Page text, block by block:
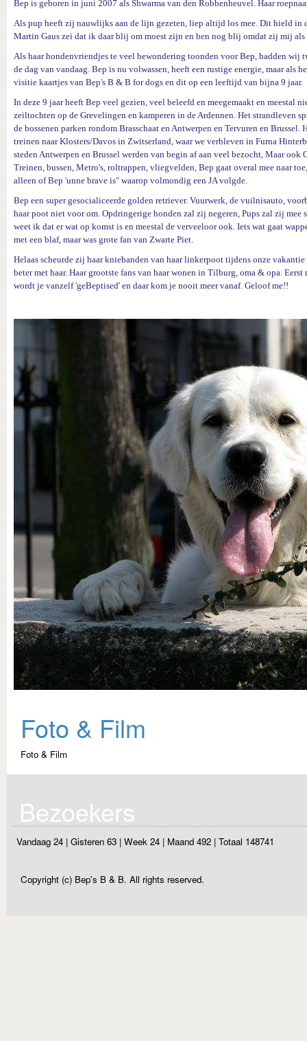
Bep is geboren in juni 2007 als Shwarma van den Robbenheuvel. Haar
Als pup heeft zij nauwlijks aan de lijn gezeten, liep altijd los mee. Dit hield
Martin Gaus zei dat ik daar blij om moest zijn en ben nog blij omdat zij mij
Als haar hondenvriendjes te veel bewondering toonden voor Bep, hadden wij
de dag van vandaag. Bep is nu volwassen, heeft een rustige energie, maar
visitie kaartjes van Bep's B & B for dogs en dit op een leeftijd van bijna 9 jaar.
In deze 9 jaar heeft Bep veel gezien, veel beleefd en meegemaakt en meestal
zeiltochten op de Grevelingen en kamperen in de Ardennen. Het strandleven
de bossenen parken rondom Brasschaat en Antwerpen en Tervuren en
treinen naar Klosters/Davos in Zwitserland, waar we verbleven in Furna
steden Antwerpen en Brussel werden van begin af aan veel bezocht, Maar
Treinen, bussen, Metro's, roltrappen, vliegvelden, Bep gaat overal mee naar
alleen of Bep 'unne brave is" waarop volmondig een JA volgde.
Bep een super gesocialiceerde golden retriever. Vuurwerk, de vuilnisauto,
haar poot niet voor om. Opdringerige honden zal zij negeren, Pups zal zij
weet ik dat er wat op komst is en meestal de verveeloor ook. Iets wat gaat
met een blaf, maar was grote fan van Zwarte Piet.
Helaas scheurde zij haar kniebanden van haar linkerpoot tijdens onze
beter met haar. Haar grootste fans van haar wonen in Tilburg, oma & opa.
wordt je vanzelf 'geBeptised' en daar kom je nooit meer vanaf. Geloof me!!
Foto & Film
Foto & Film
Bezoekers
Vandaag 24 | Gisteren 63 | Week 24 | Maand 492 | Totaal 148741
Copyright (c) Bep's B & B. All rights reserved.